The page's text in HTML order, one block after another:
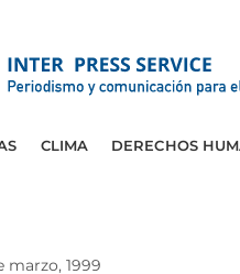
CLIMA DERECHOS
marzo, 1999